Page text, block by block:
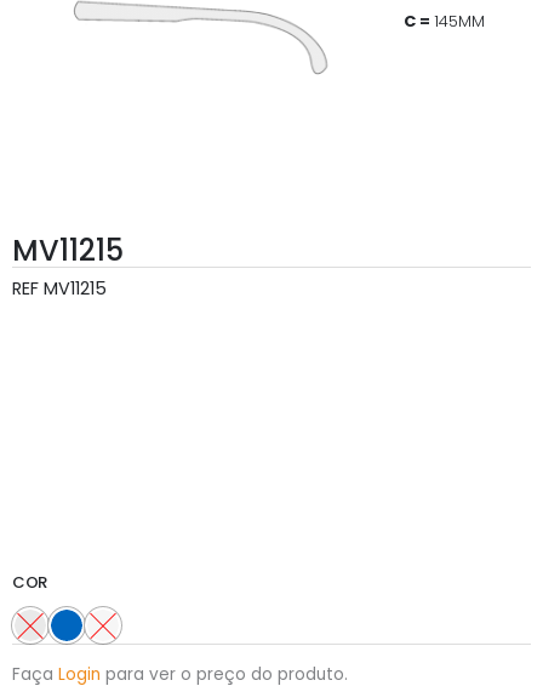
C = 145MM
MV11215
REF MV11215
COR
Faça Login para ver o preço do produto.